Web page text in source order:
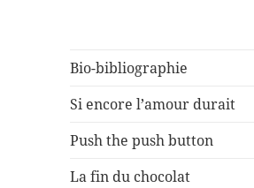
Bio-bibliographie
Si encore l’amour durait
Push the push button
La fin du chocolat